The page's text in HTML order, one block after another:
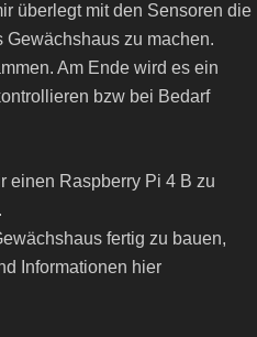
überlegt mit den Sensoren die
zu machen.
Am Ende wird es ein
bzw bei Bedarf
einen Raspberry Pi 4 B zu
fertig zu bauen,
Informationen hier